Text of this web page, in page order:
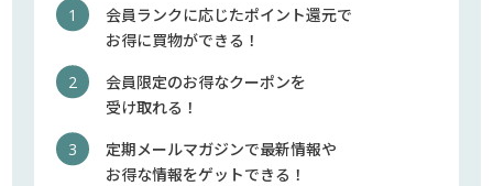
会員ランクに応じたポイント還元で
お得に買物ができる！
会員限定のお得なクーポンを
受け取れる！
定期メールマガジンで最新情報や
お得な情報をゲットできる！